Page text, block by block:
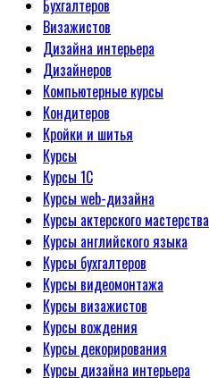
Бухгалтеров
Визажистов
Дизайна интерьера
Дизайнеров
Компьютерные курсы
Кондитеров
Кройки и шитья
Курсы
Курсы 1С
Курсы web-дизайна
Курсы актерского мастерства
Курсы английского языка
Курсы бухгалтеров
Курсы видеомонтажа
Курсы визажистов
Курсы вождения
Курсы декорирования
Курсы дизайна интерьера